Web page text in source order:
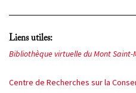
Liens utiles:
Bibliothèque virtuelle du Mont Saint-
Centre de Recherches sur la